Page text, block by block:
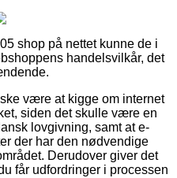
shop på nettet kunne de i
handelsvilkår, det
være at kigge om internet
siden det skulle være en
lovgivning, samt at e-
der har den nødvendige
Derudover giver det
får udfordringer i processen